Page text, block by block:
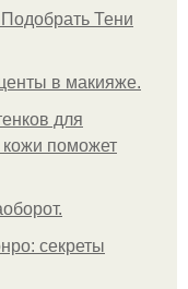
Тени
в макияже.
для
кожи поможет
секреты